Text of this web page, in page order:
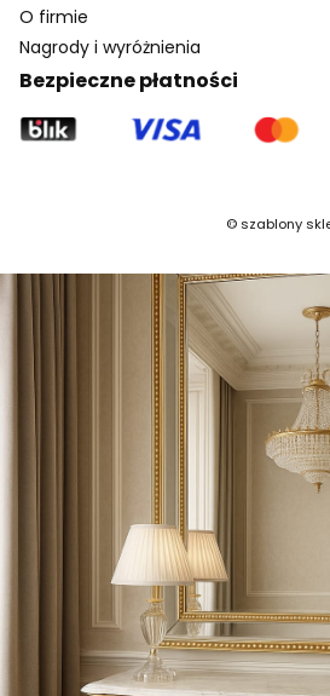
O firmie
Nagrody i wyróżnienia
Bezpieczne płatności
©szablony